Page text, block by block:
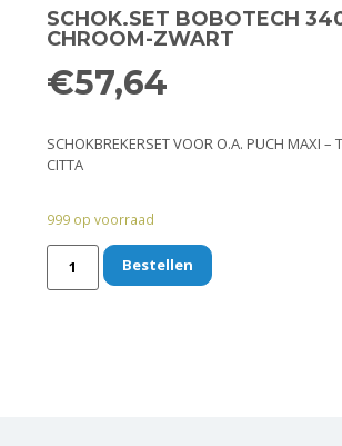
Smeer- en
Beugels en dragers
Sloten
Toebehoren en accessoires
SCHOK.SET BOBOTECH
CHROOM-ZWART
€57,64
SCHOKBREKERSET VOOR O.A. PUCH MAXI –
CITTA
999 op voorraad
Bestellen